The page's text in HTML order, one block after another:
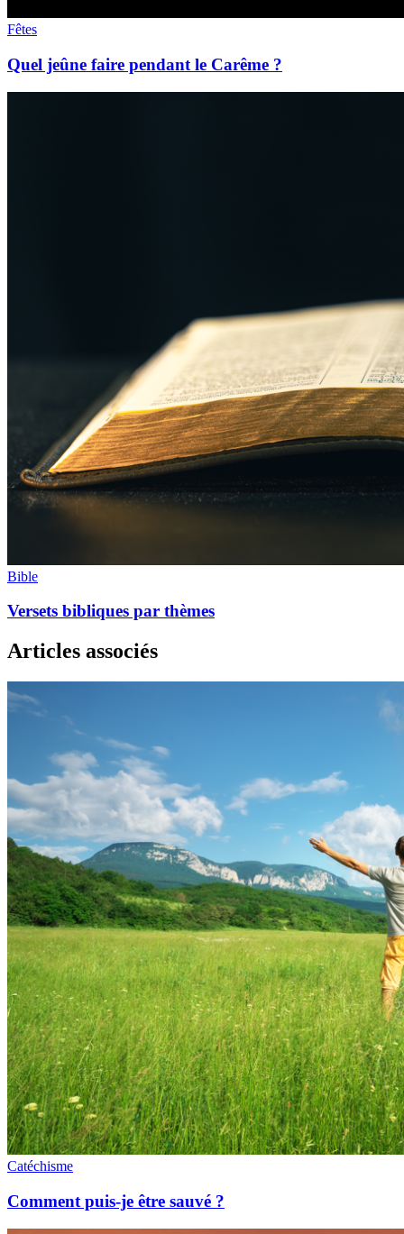
Fêtes
Quel jeûne faire pendant le Carême ?
Bible
Versets bibliques par thèmes
Articles associés
Catéchisme
Comment puis-je être sauvé ?